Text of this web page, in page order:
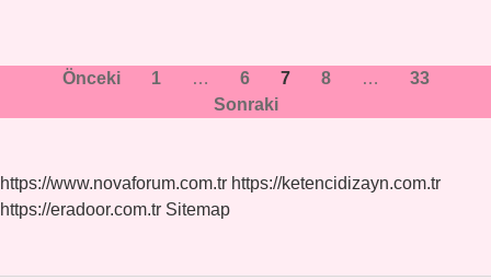
Yazı
sayfalaması
Önceki 1 … 6 7 8 …
33
Sonraki
https://www.novaforum.com.tr https://ketencidizayn.com.tr
https://eradoor.com.tr Sitemap